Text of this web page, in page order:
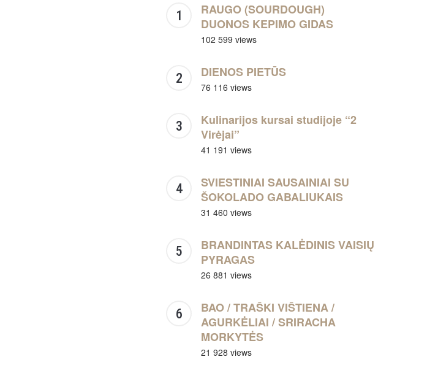
RAUGO (SOURDOUGH)
DUONOS KEPIMO GIDAS
102 599 views
DIENOS PIETŪS
76 116 views
Kulinarijos kursai studijoje “2
Virėjai”
41 191 views
SVIESTINIAI SAUSAINIAI SU
ŠOKOLADO GABALIUKAIS
31 460 views
BRANDINTAS KALĖDINIS VAISIŲ
PYRAGAS
26 881 views
BAO / TRAŠKI VIŠTIENA /
AGURKĖLIAI / SRIRACHA
MORKYTĖS
21 928 views